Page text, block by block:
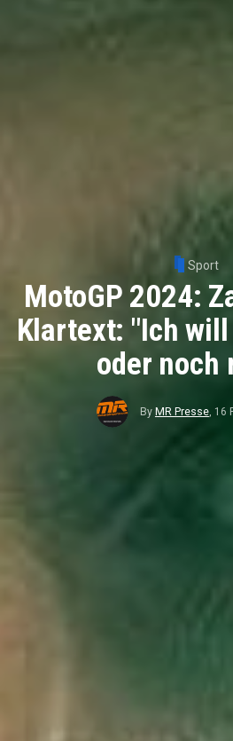
Sport
MotoGP 2024:
Klartext: "Ich
oder noch
By MR Presse, 16